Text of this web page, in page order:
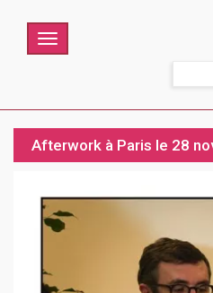
Menu
Afterwork à Paris le 28